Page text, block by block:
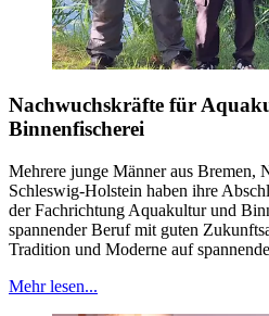
Nachwuchskräfte für
Binnenfischerei
Mehrere junge Männer aus Bremen,
Schleswig-Holstein haben ihre
der Fachrichtung Aquakultur und
spannender Beruf mit guten
Tradition und Moderne auf
Mehr lesen...